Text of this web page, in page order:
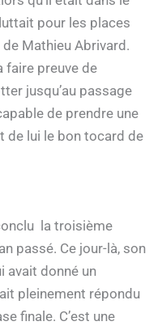
pour les places
Mathieu Abrivard.
faire preuve de
jusqu’au passage
de prendre une
de lui le bon tocard de
la troisième
passé. Ce jour-là, son
avait donné un
pleinement répondu
finale. C’est une